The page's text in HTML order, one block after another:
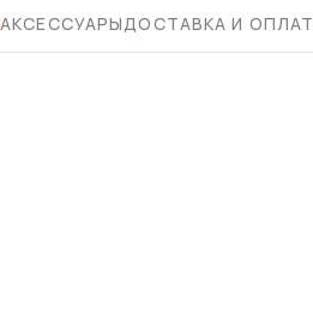
АКСЕССУАРЫДОСТАВКА И